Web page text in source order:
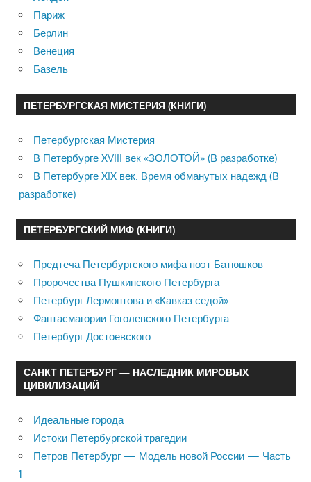
Париж
Берлин
Венеция
Базель
ПЕТЕРБУРГСКАЯ МИСТЕРИЯ (КНИГИ)
Петербургская Мистерия
В Петербурге XVIII век «ЗОЛОТОЙ» (В разработке)
В Петербурге XIX век. Время обманутых надежд (В
разработке)
ПЕТЕРБУРГСКИЙ МИФ (КНИГИ)
Предтеча Петербургского мифа поэт Батюшков
Пророчества Пушкинского Петербурга
Петербург Лермонтова и «Кавказ седой»
Фантасмагории Гоголевского Петербурга
Петербург Достоевского
САНКТ ПЕТЕРБУРГ — НАСЛЕДНИК МИРОВЫХ
ЦИВИЛИЗАЦИЙ
Идеальные города
Истоки Петербургской трагедии
Петров Петербург — Модель новой России — Часть
1